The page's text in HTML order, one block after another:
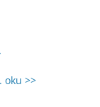
oku >>